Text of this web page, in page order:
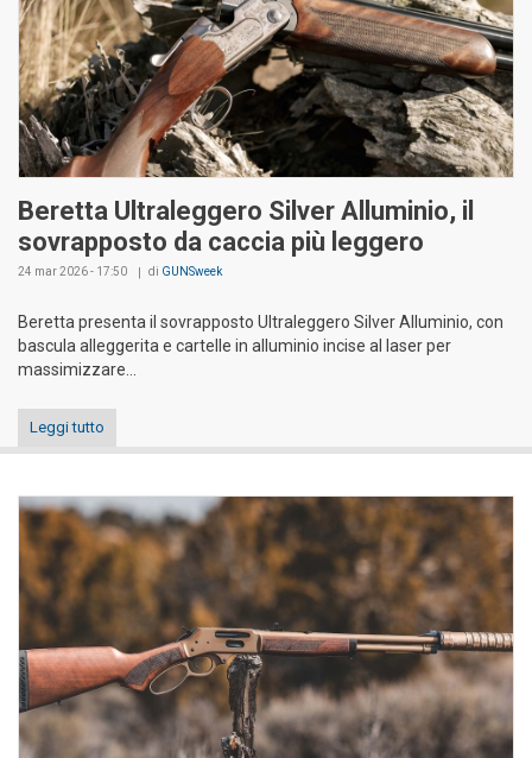
Beretta Ultraleggero Silver Alluminio, il
sovrapposto da caccia più leggero
24 mar 2026 - 17:50 di GUNSweek
Beretta presenta il sovrapposto Ultraleggero Silver Alluminio, con
bascula alleggerita e cartelle in alluminio incise al laser per
massimizzare...
Leggi tutto